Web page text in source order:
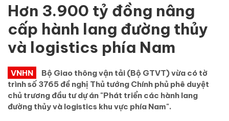
Hơn 3.900 tỷ đồng nâng
cấp hành lang đường thủy
và logistics phía Nam
VNHN
Bộ Giao thông vận tải (Bộ GTVT) vừa có tờ
trình số 3765 đề nghị Thủ tướng Chính phủ phê duyệt
chủ trương đầu tư dự án "Phát triển các hành lang
đường thủy và logistics khu vực phía Nam".